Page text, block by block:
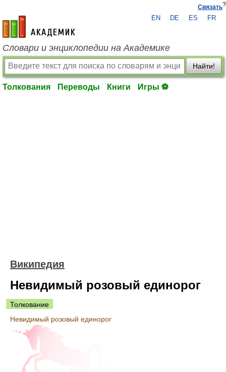
academic.ru
EN DE ES FR
Словари и энциклопедии на Академике
Найти!
Толкования Переводы Книги Игры ⚽
Википедия
Невидимый розовый единорог
Толкование
Невидимый розовый единорог
Связать?